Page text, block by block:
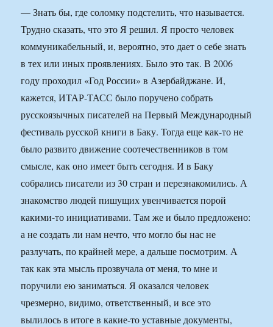
— Знать бы, где соломку подстелить, что называется.
Трудно сказать, что это Я решил. Я просто человек
коммуникабельный, и, вероятно, это дает о себе знать
в тех или иных проявлениях. Было это так. В 2006
году проходил «Год России» в Азербайджане. И,
кажется, ИТАР-ТАСС было поручено собрать
русскоязычных писателей на Первый Международный
фестиваль русской книги в Баку. Тогда еще как-то не
было развито движение соотечественников в том
смысле, как оно имеет быть сегодня. И в Баку
собрались писатели из 30 стран и перезнакомились. А
знакомство людей пишущих увенчивается порой
какими-то инициативами. Там же и было предложено:
а не создать ли нам нечто, что могло бы нас не
разлучать, по крайней мере, а дальше посмотрим. А
так как эта мысль прозвучала от меня, то мне и
поручили ею заниматься. Я оказался человек
чрезмерно, видимо, ответственный, и все это
вылилось в итоге в какие-то уставные документы,